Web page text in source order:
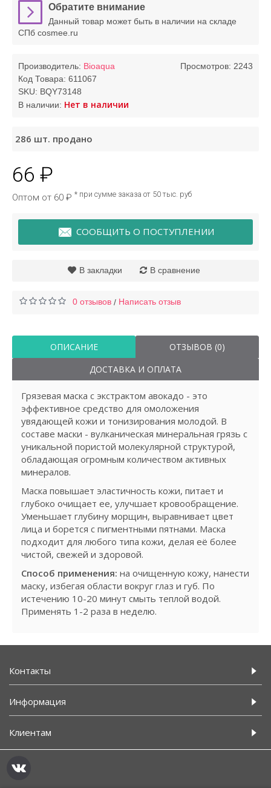
Обратите внимание
Данный товар может быть в наличии на складе
СПб cosmee.ru
Просмотров: 2243
Производитель: Bioaqua
Код Товара: 611067
SKU: BQY73148
В наличии: Нет в наличии
286 шт. продано
66 ₽
Оптом от 60 ₽ * при сумме заказа от 50 тыс. руб
СООБЩИТЬ О ПОСТУПЛЕНИИ
В закладки В сравнение
0 отзывов / Написать отзыв
ОПИСАНИЕ
ОТЗЫВОВ (0)
ДОСТАВКА И ОПЛАТА
Грязевая маска с экстрактом авокадо - это
эффективное средство для омоложения
увядающей кожи и тонизирования молодой. В
составе маски - вулканическая минеральная грязь с
уникальной пористой молекулярной структурой,
обладающая огромным количеством активных
минералов.
Маска повышает эластичность кожи, питает и
глубоко очищает ее, улучшает кровообращение.
Уменьшает глубину морщин, выравнивает цвет
лица и борется с пигментными пятнами. Маска
подходит для любого типа кожи, делая её более
чистой, свежей и здоровой.
Способ применения: на очищенную кожу, нанести
маску, избегая области вокруг глаз и губ. По
истечению 10-20 минут смыть теплой водой.
Применять 1-2 раза в неделю.
Контакты
Информация
Клиентам